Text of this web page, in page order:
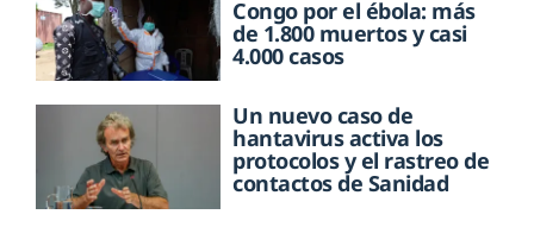
Congo por el ébola: más
de 1.800 muertos y casi
4.000 casos
Un nuevo caso de
hantavirus activa los
protocolos y el rastreo de
contactos de Sanidad